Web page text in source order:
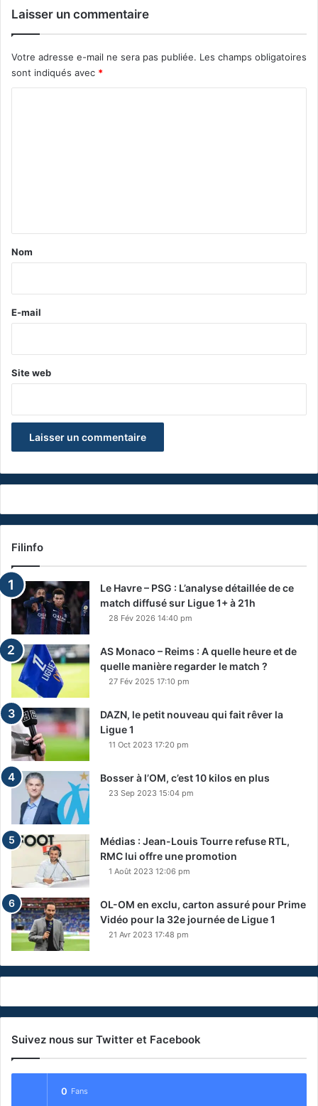
Laisser un commentaire
Votre adresse e-mail ne sera pas publiée. Les champs obligatoires
sont indiqués avec *
a
e
Nom
E-mail
Site web
Filinfo
Le Havre – PSG : L’analyse détaillée de ce
match diffusé sur Ligue 1+ à 21h
28 Fév 2026 14:40 pm
AS Monaco – Reims : A quelle heure et de
quelle manière regarder le match ?
27 Fév 2025 17:10 pm
DAZN, le petit nouveau qui fait rêver la
Ligue 1
11 Oct 2023 17:20 pm
Bosser à l’OM, c’est 10 kilos en plus
23 Sep 2023 15:04 pm
Médias : Jean-Louis Tourre refuse RTL,
RMC lui offre une promotion
1 Août 2023 12:06 pm
OL-OM en exclu, carton assuré pour Prime
Vidéo pour la 32e journée de Ligue 1
21 Avr 2023 17:48 pm
Suivez nous sur Twitter et Facebook
0 Fans